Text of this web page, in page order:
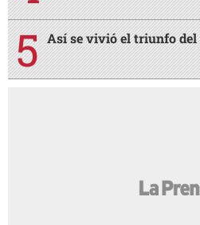
Así se vivió el triunfo